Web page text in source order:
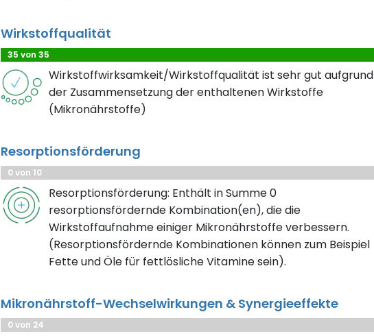
Wirkstoffqualität
35 von 35
Wirkstoffwirksamkeit/Wirkstoffqualität ist sehr gut aufgrund
der Zusammensetzung der enthaltenen Wirkstoffe
(Mikronährstoffe)
Resorptionsförderung
0 von 10
Resorptionsförderung: Enthält in Summe 0
resorptionsfördernde Kombination(en), die die
Wirkstoffaufnahme einiger Mikronährstoffe verbessern.
(Resorptionsfördernde Kombinationen können zum Beispiel
Fette und Öle für fettlösliche Vitamine sein).
Mikronährstoff-Wechselwirkungen & Synergieeffekte
0 von 24